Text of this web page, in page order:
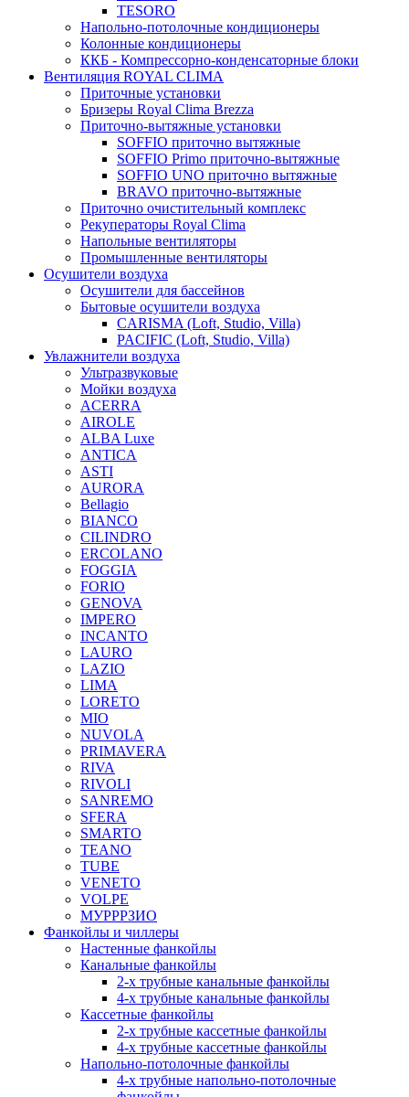
TESORO
Напольно-потолочные кондиционеры
Колонные кондиционеры
ККБ - Компрессорно-конденсаторные блоки
Вентиляция ROYAL CLIMA
Приточные установки
Бризеры Royal Clima Brezza
Приточно-вытяжные установки
SOFFIO приточно вытяжные
SOFFIO Primo приточно-вытяжные
SOFFIO UNO приточно вытяжные
BRAVO приточно-вытяжные
Приточно очистительный комплекс
Рекуператоры Royal Clima
Напольные вентиляторы
Промышленные вентиляторы
Осушители воздуха
Осушители для бассейнов
Бытовые осушители воздуха
CARISMA (Loft, Studio, Villa)
PACIFIC (Loft, Studio, Villa)
Увлажнители воздуха
Ультразвуковые
Мойки воздуха
ACERRA
AIROLE
ALBA Luxe
ANTICA
ASTI
AURORA
Bellagio
BIANCO
CILINDRO
ERCOLANO
FOGGIA
FORIO
GENOVA
IMPERO
INCANTO
LAURO
LAZIO
LIMA
LORETO
MIO
NUVOLA
PRIMAVERA
RIVA
RIVOLI
SANREMO
SFERA
SMARTO
TEANO
TUBE
VENETO
VOLPE
МУРРРЗИО
Фанкойлы и чиллеры
Настенные фанкойлы
Канальные фанкойлы
2-х трубные канальные фанкойлы
4-х трубные канальные фанкойлы
Кассетные фанкойлы
2-х трубные кассетные фанкойлы
4-х трубные кассетные фанкойлы
Напольно-потолочные фанкойлы
4-х трубные напольно-потолочные